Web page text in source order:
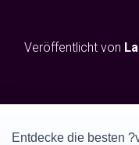
Veröffentlicht von
Entdecke die besten